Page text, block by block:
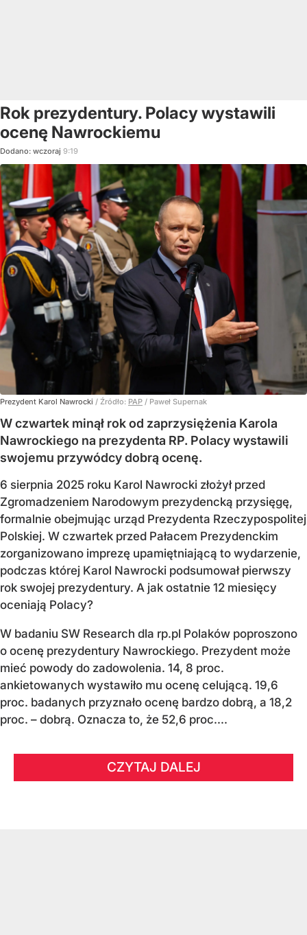
Rok prezydentury. Polacy wystawili
ocenę Nawrockiemu
Dodano: wczoraj 9:19
Prezydent Karol Nawrocki / Źródło: PAP / Paweł Supernak
W czwartek minął rok od zaprzysiężenia Karola
Nawrockiego na prezydenta RP. Polacy wystawili
swojemu przywódcy dobrą ocenę.
6 sierpnia 2025 roku Karol Nawrocki złożył przed
Zgromadzeniem Narodowym prezydencką przysięgę,
formalnie obejmując urząd Prezydenta Rzeczypospolitej
Polskiej. W czwartek przed Pałacem Prezydenckim
zorganizowano imprezę upamiętniającą to wydarzenie,
podczas której Karol Nawrocki podsumował pierwszy
rok swojej prezydentury. A jak ostatnie 12 miesięcy
oceniają Polacy?
W badaniu SW Research dla rp.pl Polaków poproszono
o ocenę prezydentury Nawrockiego. Prezydent może
mieć powody do zadowolenia. 14, 8 proc.
ankietowanych wystawiło mu ocenę celującą. 19,6
proc. badanych przyznało ocenę bardzo dobrą, a 18,2
proc. – dobrą. Oznacza to, że 52,6 proc....
CZYTAJ DALEJ